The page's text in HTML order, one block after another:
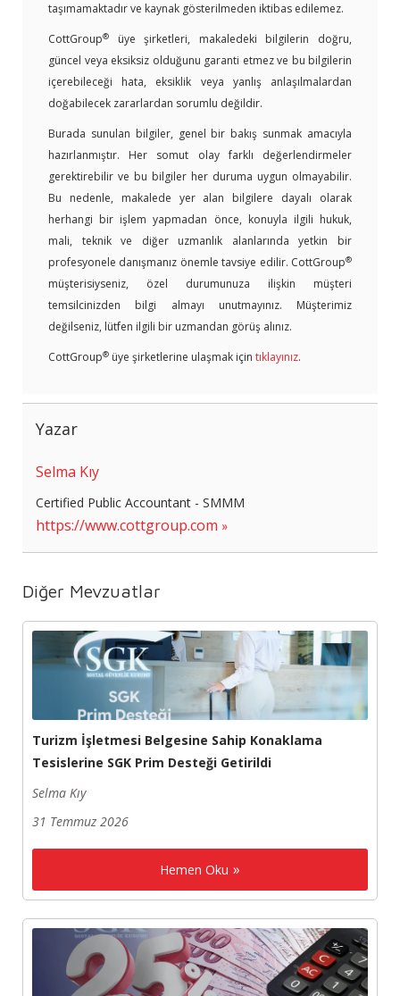
taşımamaktadır ve kaynak gösterilmeden iktibas edilemez.
CottGroup®
üye şirketleri, makaledeki bilgilerin doğru,
güncel veya eksiksiz olduğunu garanti etmez ve bu bilgilerin
içerebileceği hata, eksiklik veya yanlış anlaşılmalardan
doğabilecek zararlardan sorumlu değildir.
Burada sunulan bilgiler, genel bir bakış sunmak amacıyla
hazırlanmıştır. Her somut olay farklı değerlendirmeler
gerektirebilir ve bu bilgiler her duruma uygun olmayabilir.
Bu nedenle, makalede yer alan bilgilere dayalı olarak
herhangi bir işlem yapmadan önce, konuyla ilgili hukuk,
mali, teknik ve diğer uzmanlık alanlarında yetkin bir
profesyonele danışmanız önemle tavsiye edilir. CottGroup®
müşterisiyseniz, özel durumunuza ilişkin müşteri
temsilcinizden bilgi almayı unutmayınız. Müşterimiz
değilseniz, lütfen ilgili bir uzmandan görüş alınız.
CottGroup® üye şirketlerine ulaşmak için tıklayınız.
Yazar
Selma Kıy
Certified Public Accountant - SMMM
https://www.cottgroup.com
Diğer Mevzuatlar
Turizm İşletmesi Belgesine Sahip Konaklama
Tesislerine SGK Prim Desteği Getirildi
Selma Kıy
31 Temmuz 2026
Hemen Oku